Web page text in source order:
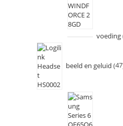
voeding
beeld en geluid 47